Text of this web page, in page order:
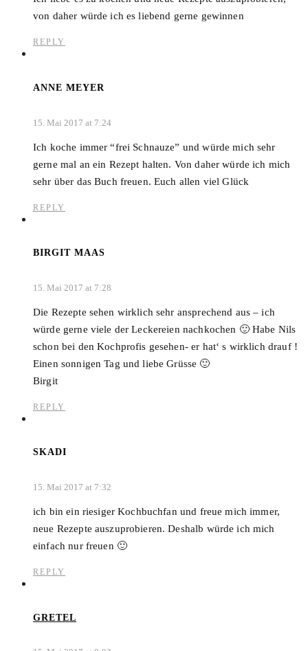
von daher würde ich es liebend gerne gewinnen
REPLY
ANNE MEYER
15. Mai 2017 at 7:24
Ich koche immer “frei Schnauze” und würde mich sehr
gerne mal an ein Rezept halten. Von daher würde ich mich
sehr über das Buch freuen. Euch allen viel Glück
REPLY
BIRGIT MAAS
15. Mai 2017 at 7:28
Die Rezepte sehen wirklich sehr ansprechend aus – ich
würde gerne viele der Leckereien nachkochen 🙂 Habe Nils
schon bei den Kochprofis gesehen- er hat‘ s wirklich drauf !
Einen sonnigen Tag und liebe Grüsse 🙂
Birgit
REPLY
SKADI
15. Mai 2017 at 7:32
ich bin ein riesiger Kochbuchfan und freue mich immer,
neue Rezepte auszuprobieren. Deshalb würde ich mich
einfach nur freuen 🙂
REPLY
GRETEL